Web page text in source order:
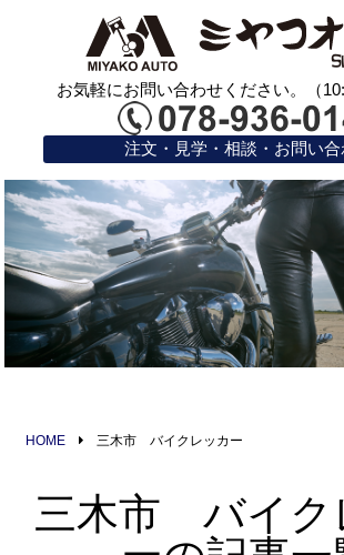
お気軽にお問い合わせください。（
注文・見学・相談・お問い合
HOME 三木市 バイクレッカー
三木市 バイク